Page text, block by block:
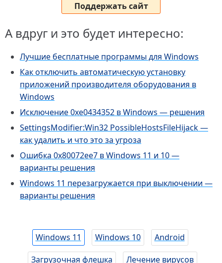
Поддержать сайт
А вдруг и это будет интересно:
Лучшие бесплатные программы для Windows
Как отключить автоматическую установку
приложений производителя оборудования в
Windows
Исключение 0xe0434352 в Windows — решения
SettingsModifier:Win32 PossibleHostsFileHijack —
как удалить и что это за угроза
Ошибка 0x80072ee7 в Windows 11 и 10 —
варианты решения
Windows 11 перезагружается при выключении —
варианты решения
Windows 11 Windows 10 Android
Загрузочная флешка Лечение вирусов